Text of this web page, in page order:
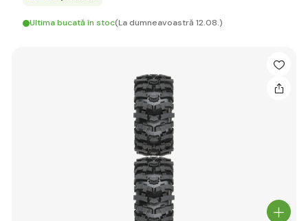
Ultima bucată în stoc(La dumneavoastră 12.08.)